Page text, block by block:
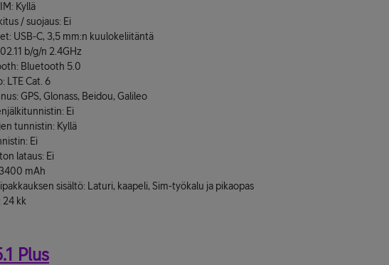
Kyllä
/ suojaus: Ei
USB-C, 3,5 mm:n kuulokeliitäntä
b/g/n 2.4GHz
Bluetooth 5.0
LTE Cat. 6
GPS, Glonass, Beidou, Galileo
Ei
tunnistin: Kyllä
Ei
lataus: Ei
mAh
sisältö: Laturi, kaapeli, Sim-työkalu ja pikaopas
24 kk
Plus